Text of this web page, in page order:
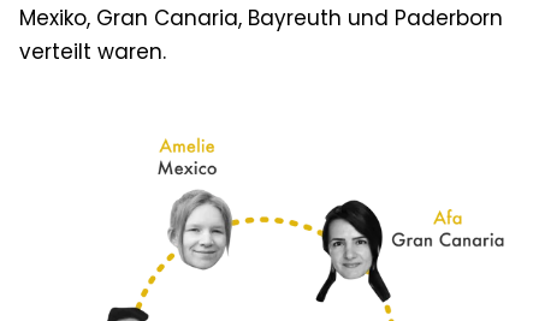
Mexiko, Gran Canaria, Bayreuth und Paderborn
verteilt waren.